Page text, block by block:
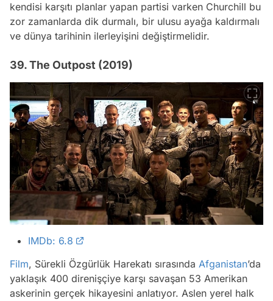
kendisi karşıtı planlar yapan partisi varken Churchill bu
zor zamanlarda dik durmalı, bir ulusu ayağa kaldırmalı
ve dünya tarihinin ilerleyişini değiştirmelidir.
39. The Outpost (2019)
IMDb: 6.8
Film, Sürekli Özgürlük Harekatı sırasında Afganistan’da
yaklaşık 400 direnişçiye karşı savaşan 53 Amerikan
askerinin gerçek hikayesini anlatıyor. Aslen yerel halk